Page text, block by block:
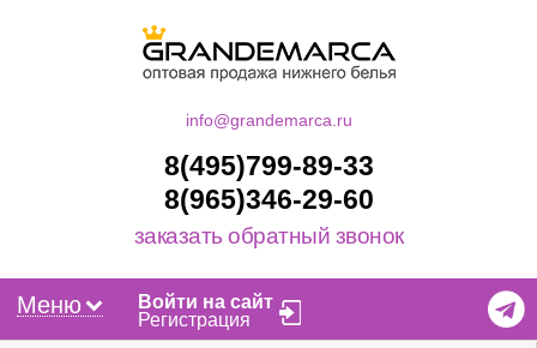
info@grandemarca.ru
8(495)799-89-33
8(965)346-29-60
заказать обратный звонок
Меню
Войти на сайт
Регистрация